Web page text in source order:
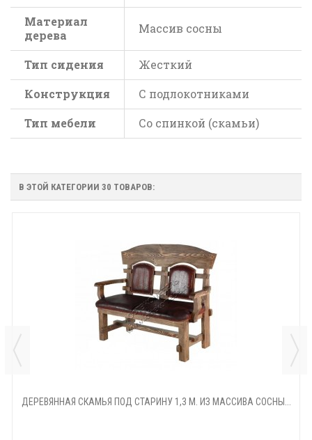
Материал
дерева
Массив сосны
Тип сидения
Жесткий
Конструкция
С подлокотниками
Тип мебели
Со спинкой (скамьи)
В ЭТОЙ КАТЕГОРИИ 30 ТОВАРОВ:
ДЕРЕВЯННАЯ СКАМЬЯ ПОД СТАРИНУ 1,3 М. ИЗ МАССИВА СОСНЫ...